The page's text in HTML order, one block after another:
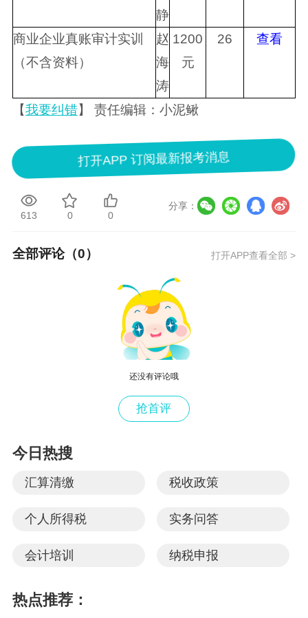
静
商业企业真账审计实训
（不含资料）
赵
海
涛
1200
元
26 查看
【我要纠错】 责任编辑：小泥鳅
打开APP 订阅最新报考消息
613 0 0
分享：
全部评论（0） 打开APP查看全部 >
还没有评论哦
抢首评
今日热搜
汇算清缴 税收政策
个人所得税 实务问答
会计培训 纳税申报
热点推荐：